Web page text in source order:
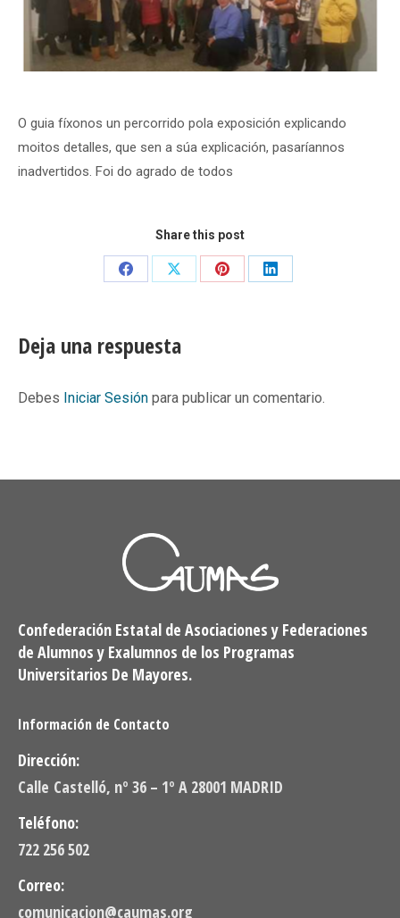
O guia fíxonos un percorrido pola exposición explicando
moitos detalles, que sen a súa explicación, pasaríannos
inadvertidos. Foi do agrado de todos
Share this post
Share
Share
Share
Share
Deja una respuesta
Debes Iniciar Sesión para publicar un comentario.
Confederación Estatal de Asociaciones y Federaciones
de Alumnos y Exalumnos de los Programas
Universitarios De Mayores.
Información de Contacto
Dirección:
Calle Castelló, nº 36 – 1º A 28001 MADRID
Teléfono:
722 256 502
Correo:
comunicacion@caumas.org